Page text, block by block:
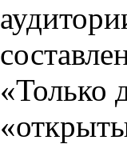
«Только